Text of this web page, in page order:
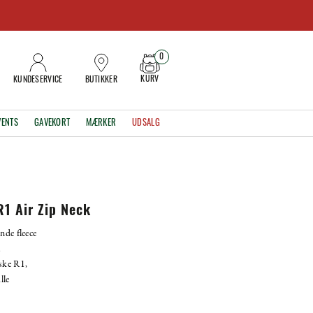
KUNDESERVICE BUTIKKER KURV
0
GAVEKORT MÆRKER UDSALG
Air Zip Neck
fleece
R1,